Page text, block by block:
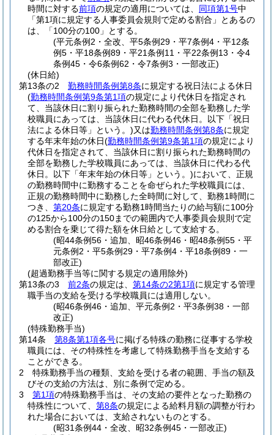
時間に対する前項の規定の適用については、 同項第1号中
「第1項に規定する人事委員会規則で定める割合」とあるの
は、「100分の100」とする。
(平元条例2・全改、平5条例29・平7条例4・平12条
例5・平18条例89・平21条例11・平22条例13・令4
条例45・令6条例62・令7条例3・一部改正)
(休日給)
第13条の2
勤務時間条例第8条に規定する祝日法による休日
(勤務時間条例第9条第1項の規定により代休日を指定され
て、当該休日に割り振られた勤務時間の全部を勤務した学
校職員にあっては、当該休日に代わる代休日。以下「祝日
法による休日等」という。)又は勤務時間条例第8条に規定
する年末年始の休日(勤務時間条例第9条第1項の規定により
代休日を指定されて、当該休日に割り振られた勤務時間の
全部を勤務した学校職員にあっては、当該休日に代わる代
休日。以下「年末年始の休日等」という。)において、正規
の勤務時間中に勤務することを命ぜられた学校職員には、
正規の勤務時間中に勤務した全時間に対して、勤務1時間に
つき、 第20条に規定する勤務1時間当たりの給与額に100分
の125から100分の150までの範囲内で人事委員会規則で定
める割合を乗じて得た額を休日給として支給する。
(昭44条例56・追加、昭46条例46・昭48条例55・平
元条例2・平5条例29・平7条例4・平18条例89・一
部改正)
(超過勤務手当等に関する規定の適用除外)
第13条の3
前2条の規定は、 第14条の2第1項に規定する管理
職手当の支給を受ける学校職員には適用しない。
(昭46条例46・追加、平元条例2・平3条例38・一部
改正)
(特殊勤務手当)
第14条
第8条第1項各号に掲げる特殊の勤務に従事する学校
職員には、その特殊性を考慮して特殊勤務手当を支給する
ことができる。
2
特殊勤務手当の種類、支給を受ける者の範囲、手当の額及
びその支給の方法は、別に条例で定める。
3
第1項の特殊勤務手当は、その支給の要件となった勤務の
特殊性について、 第8条の規定による給料月額の調整が行わ
れた場合においては、支給されないものとする。
(昭31条例44・全改、昭32条例45・一部改正)